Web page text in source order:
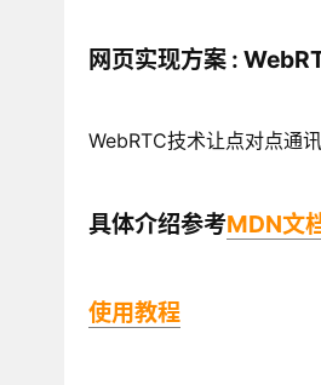
网页实现方案 :
WebRTC技术让点对点通
具体介绍参考MDN文
使用教程